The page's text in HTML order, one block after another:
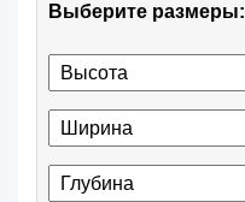
Выберите размеры: